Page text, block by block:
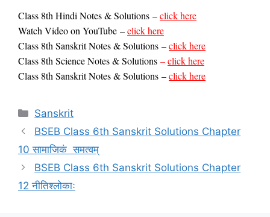
Class 8th Hindi Notes & Solutions –click here
Watch Video on YouTube –click here
Class 8th Sanskrit Notes & Solutions –click here
Class 8th Science Notes & Solutions –click here
Class 8th Sanskrit Notes & Solutions –click here
Categories
Sanskrit
BSEB Class 6th Sanskrit Solutions Chapter
10 सामाजिकं समत्वम्
BSEB Class 6th Sanskrit Solutions Chapter
12 नीतिश्लोकाः